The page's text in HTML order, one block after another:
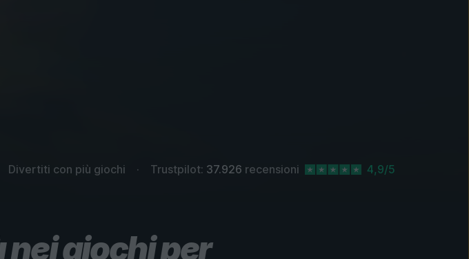
Divertiti con più giochi Trustpilot: 37.926 recensioni 4,9/5
giochi per